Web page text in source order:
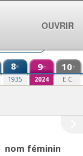
8e
1935
9e
2024
10e
E.C.
nom féminin
OUVRIR